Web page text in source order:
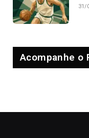
31/
Acompanhe o